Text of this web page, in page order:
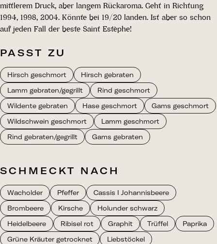
mittlerem Druck, aber langem Rückaroma. Geht in Richtung
1994, 1998, 2004. Könnte bei 19/20 landen. Ist aber so schon
auf jeden Fall der beste Saint Estèphe!
PASST ZU
Hirsch geschmort
Hirsch gebraten
Lamm gebraten/gegrillt
Rind geschmort
Wildente gebraten
Hase geschmort
Gams geschmort
Wildschwein geschmort
Lamm geschmort
Rind gebraten/gegrillt
Gams gebraten
SCHMECKT NACH
Wacholder Pfeffer
Cassis I Johannisbeere
Brombeere
Kirsche
Holunder schwarz
Heidelbeere
Ribisel rot Graphit Trüffel
Paprika
Grüne Kräuter getrocknet
Liebstöckel